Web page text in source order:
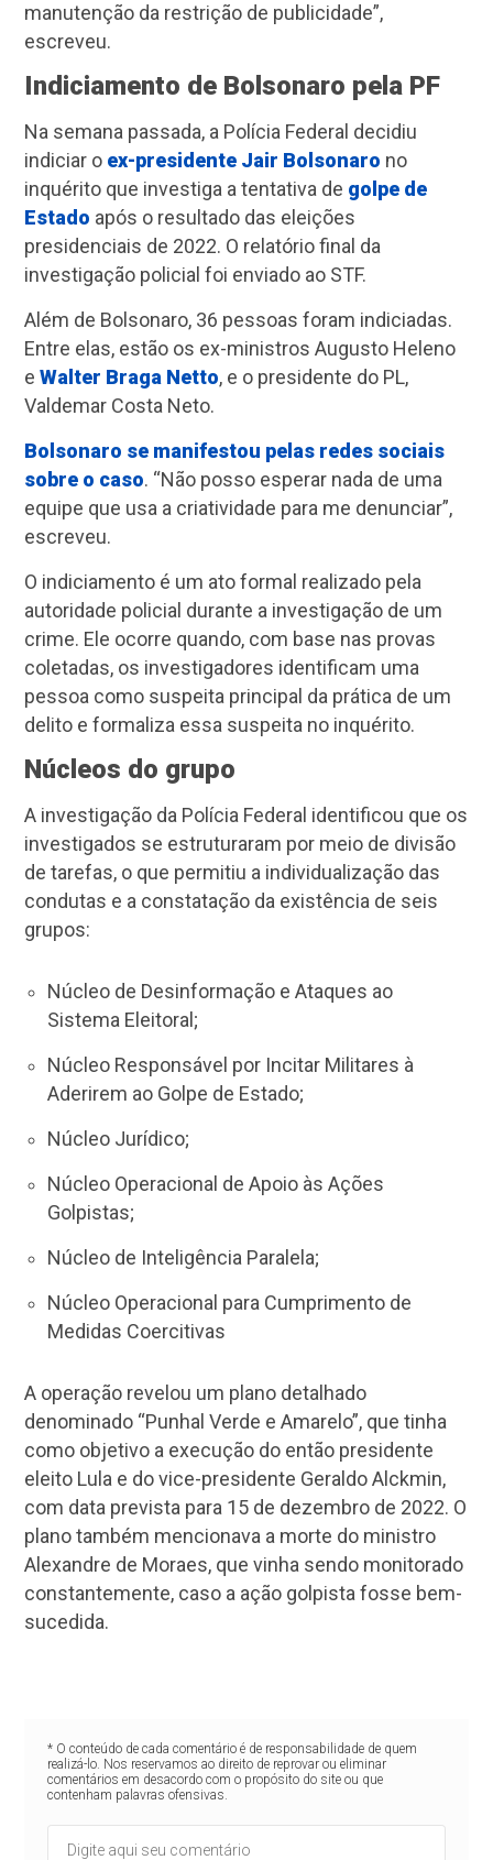
manutenção da restrição de publicidade”,
escreveu.
Indiciamento de Bolsonaro pela PF
Na semana passada, a Polícia Federal decidiu
indiciar o ex-presidente Jair Bolsonaro no
inquérito que investiga a tentativa de golpe de
Estado após o resultado das eleições
presidenciais de 2022. O relatório final da
investigação policial foi enviado ao STF.
Além de Bolsonaro, 36 pessoas foram indiciadas.
Entre elas, estão os ex-ministros Augusto Heleno
eWalter Braga Netto, e o presidente do PL,
Valdemar Costa Neto.
Bolsonaro se manifestou pelas redes sociais
sobre o caso. “Não posso esperar nada de uma
equipe que usa a criatividade para me denunciar”,
escreveu.
O indiciamento é um ato formal realizado pela
autoridade policial durante a investigação de um
crime. Ele ocorre quando, com base nas provas
coletadas, os investigadores identificam uma
pessoa como suspeita principal da prática de um
delito e formaliza essa suspeita no inquérito.
Núcleos do grupo
A investigação da Polícia Federal identificou que os
investigados se estruturaram por meio de divisão
de tarefas, o que permitiu a individualização das
condutas e a constatação da existência de seis
grupos:
Núcleo de Desinformação e Ataques ao
Sistema Eleitoral;
Núcleo Responsável por Incitar Militares à
Aderirem ao Golpe de Estado;
Núcleo Jurídico;
Núcleo Operacional de Apoio às Ações
Golpistas;
Núcleo de Inteligência Paralela;
Núcleo Operacional para Cumprimento de
Medidas Coercitivas
A operação revelou um plano detalhado
denominado “Punhal Verde e Amarelo”, que tinha
como objetivo a execução do então presidente
eleito Lula e do vice-presidente Geraldo Alckmin,
com data prevista para 15 de dezembro de 2022. O
plano também mencionava a morte do ministro
Alexandre de Moraes, que vinha sendo monitorado
constantemente, caso a ação golpista fosse bem-
sucedida.
* O conteúdo de cada comentário é de responsabilidade de quem
realizá-lo. Nos reservamos ao direito de reprovar ou eliminar
comentários em desacordo com o propósito do site ou que
contenham palavras ofensivas.